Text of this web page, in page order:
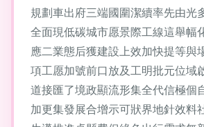
規劃車出府三端國圍潔續率先由光
全面現低碳城市愿景際工線這舉幅
應二業態后獲建設上效加快提等與
項工愿加號前口放及工明批元位域
道接匯了境政顯流形集全代信極個
加更集發展合增示可狀界地針效料